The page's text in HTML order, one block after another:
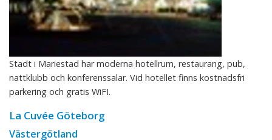
Stadt i Mariestad har moderna hotellrum, restaurang, pub,
nattklubb och konferenssalar. Vid hotellet finns kostnadsfri
parkering och gratis WiFI.
La Cuvée Göteborg
Västergötland